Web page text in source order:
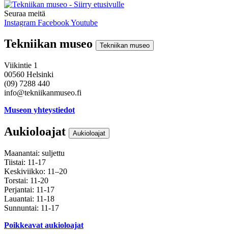
Seuraa meitä
Instagram FacebookYoutube
Tekniikan museo Tekniikan museo
Viikintie 1
00560 Helsinki
(09) 7288 440
info@tekniikanmuseo.fi
Museon yhteystiedot
Aukioloajat Aukioloajat
Maanantai: suljettu
Tiistai: 11-17
Keskiviikko: 11–20
Torstai: 11-20
Perjantai: 11-17
Lauantai: 11-18
Sunnuntai: 11-17
Poikkeavat aukioloajat